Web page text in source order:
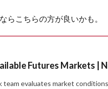
らこちらの方が良いかも。
Futures Markets |
team evaluates market